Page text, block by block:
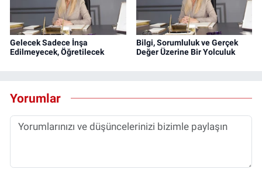
Gelecek Sadece İnşa
Edilmeyecek, Öğretilecek
Bilgi, Sorumluluk ve Gerçek
Değer Üzerine Bir Yolculuk
Yorumlar